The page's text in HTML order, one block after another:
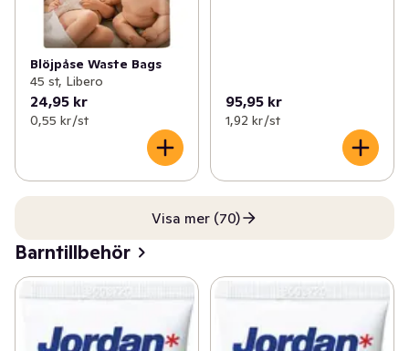
Blöjpåse Waste Bags
45 st, Libero
24,95 kr
0,55 kr /st
95,95 kr
1,92 kr /st
Visa mer (70)
Barntillbehör